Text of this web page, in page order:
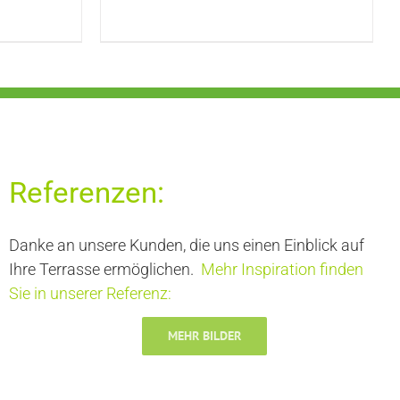
Referenzen:
Danke an unsere Kunden, die uns einen Einblick auf
Ihre Terrasse ermöglichen. Mehr Inspiration finden
Sie in unserer Referenz:
MEHR BILDER